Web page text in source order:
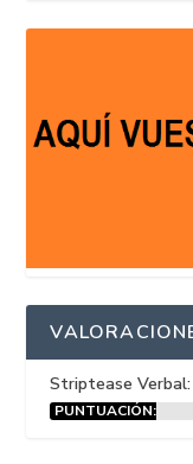
Striptease
PUNTUACIÓN: